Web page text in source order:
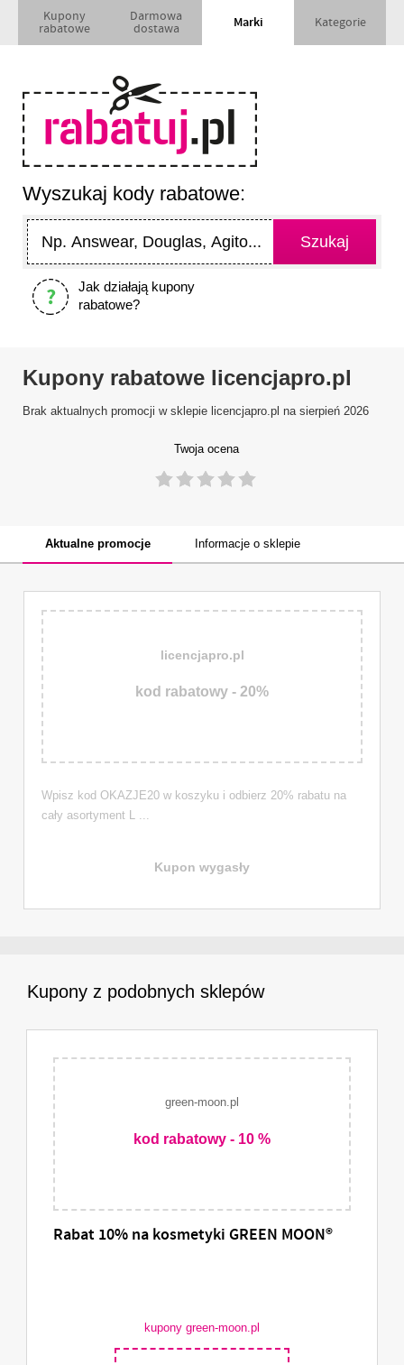
Kupony
rabatowe
Darmowa
dostawa Marki Kategorie
Wyszukaj kody rabatowe:
Jak działają kupony
rabatowe?
Twoja ocena
Kupony rabatowe licencjapro.pl
Brak aktualnych promocji w sklepie licencjapro.pl na sierpień 2026
Aktualne promocje Informacje o sklepie
licencjapro.pl
kod rabatowy - 20%
Wpisz kod OKAZJE20 w koszyku i odbierz 20% rabatu na
cały asortyment L ...
Kupon wygasły
Kupony z podobnych sklepów
green-moon.pl
kod rabatowy - 10 %
Rabat 10% na kosmetyki GREEN MOON®
kupony green-moon.pl